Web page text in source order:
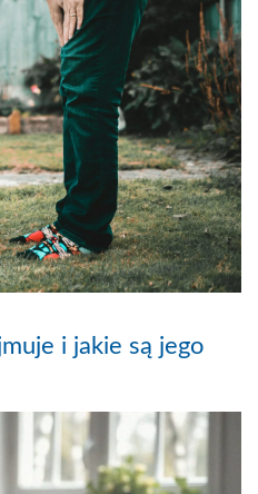
i jakie są jego